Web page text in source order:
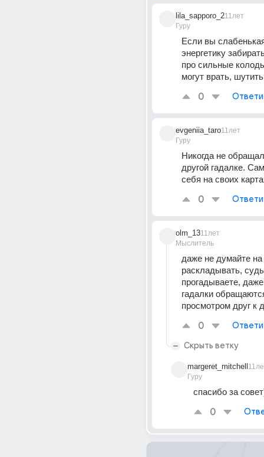
lila_sapporo_2
Гуру
11лет
Если вы
энергетику
про сильные
могут врать,
0
evgeniia_taro
Гуру
11лет
Никогда не
другой гадалке.
себя на своих
0
olm_13
Мыслитель
11лет
даже не думайте
раскладывать,
прогадываете,
гадалки
просмотром друг к
0
Скрыть ветку
margeret_mitchell
Гуру
спасибо за
0